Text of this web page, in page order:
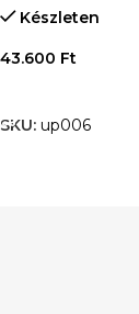
Készleten
43.600 Ft
SKU: up006